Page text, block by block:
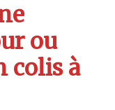
ou
colis à